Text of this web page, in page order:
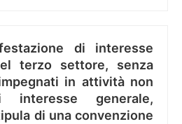
di interesse
terzo settore, senza
in attività non
interesse generale,
di una convenzione